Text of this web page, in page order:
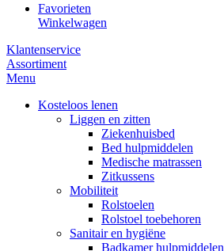
Favorieten
Winkelwagen
Klantenservice
Assortiment
Menu
Kosteloos lenen
Liggen en zitten
Ziekenhuisbed
Bed hulpmiddelen
Medische matrassen
Zitkussens
Mobiliteit
Rolstoelen
Rolstoel toebehoren
Sanitair en hygiëne
Badkamer hulpmiddelen